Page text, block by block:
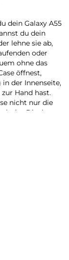
dein Galaxy A55
du dein
lehne sie ab,
oder
ohne das
öffnest,
der Innenseite,
Hand hast.
nicht nur die
das Display